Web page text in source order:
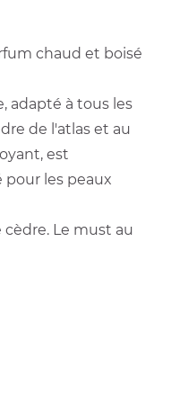
chaud et boisé
adapté à tous les
de l'atlas et au
est
les peaux
Le must au